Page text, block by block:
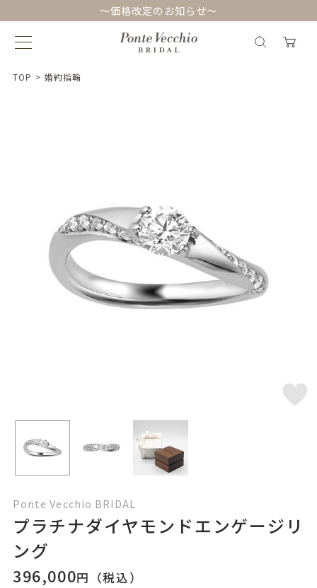
～価格改定のお知らせ～
TOP > 婚約指輪
Ponte Vecchio BRIDAL
プラチナダイヤモンドエンゲージリ
ング
396,000円（税込）